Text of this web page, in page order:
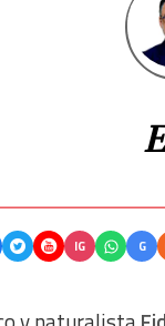
IG G